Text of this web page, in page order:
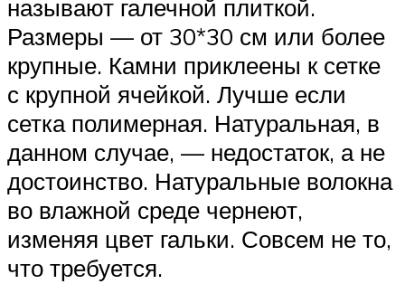
называют галечной плиткой.
Размеры — от 30*30 см или более
крупные. Камни приклеены к сетке
с крупной ячейкой. Лучше если
сетка полимерная. Натуральная, в
данном случае, — недостаток, а не
достоинство. Натуральные волокна
во влажной среде чернеют,
изменяя цвет гальки. Совсем не то,
что требуется.